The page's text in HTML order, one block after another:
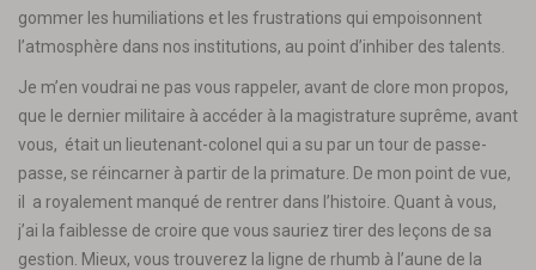
gommer les humiliations et les frustrations qui empoisonnent
l’atmosphère dans nos institutions, au point d’inhiber des talents.
Je m’en voudrai ne pas vous rappeler, avant de clore mon propos,
que le dernier militaire à accéder à la magistrature suprême, avant
vous, était un lieutenant-colonel qui a su par un tour de passe-
passe, se réincarner à partir de la primature. De mon point de vue,
il a royalement manqué de rentrer dans l’histoire. Quant à vous,
j’ai la faiblesse de croire que vous sauriez tirer des leçons de sa
gestion. Mieux, vous trouverez la ligne de rhumb à l’aune de la